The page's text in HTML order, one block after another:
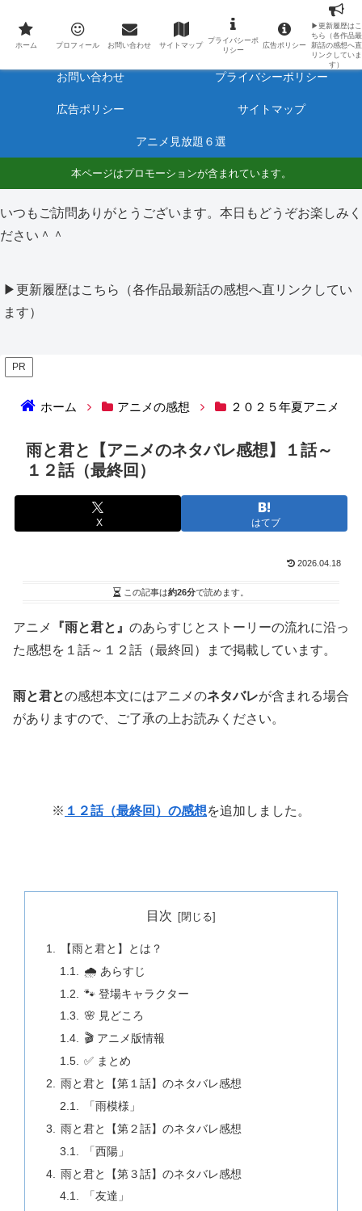
最新アニメのあらすじと感想をネタバレ有りで毎日更新しています。
ホーム プロフィール
お問い合わせ プライバシーポリシー
広告ポリシー サイトマップ
アニメ見放題６選
本ページはプロモーションが含まれています。
いつもご訪問ありがとうございます。本日もどうぞお楽しみく
ださい＾＾
▶更新履歴はこちら（各作品最新話の感想へ直リンクしてい
ます）
PR
ホーム アニメの感想 ２０２５年夏アニメ
雨と君と【アニメのネタバレ感想】１話～
１２話（最終回）
X はてブ
2026.04.18
この記事は約26分で読めます。
アニメ 『雨と君と』 のあらすじとストーリーの流れに沿っ
た感想を１話～１２話（最終回）まで掲載しています。
雨と君との感想本文にはアニメのネタバレが含まれる場合
がありますので、ご了承の上お読みください。
※ １２話（最終回）の感想を追加しました。
目次
【雨と君と】とは？
🌧️ あらすじ
🐾 登場キャラクター
🌸 見どころ
🎬 アニメ版情報
✅ まとめ
雨と君と【第１話】のネタバレ感想
「雨模様」
雨と君と【第２話】のネタバレ感想
「西陽」
雨と君と【第３話】のネタバレ感想
「友達」
ホーム プロフィール お問い合わせ サイトマップ
プライバシーポ
リシー
広告ポリシー
▶更新履歴はこ
ちら（各作品最
新話の感想へ直
リンクしていま
す）